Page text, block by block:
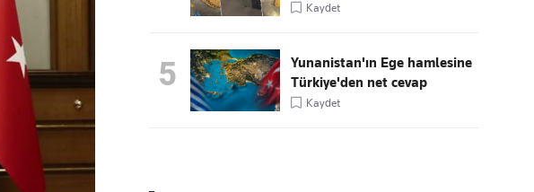
Kaydet
5
Yunanistan'ın Ege hamlesine
Türkiye'den net cevap
Kaydet